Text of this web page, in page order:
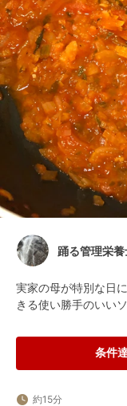
踊る管理栄養
実家の母が特別な日
きる使い勝手のいい
条件
約15分